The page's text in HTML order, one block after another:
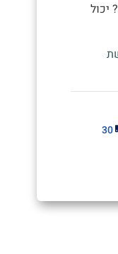
- "ראית שהחדש של אורטל בן 45? יכול
30